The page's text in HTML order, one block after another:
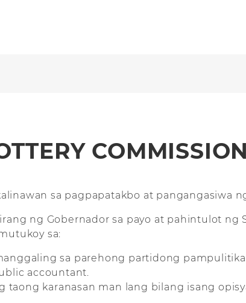
COMMISSION
sa pagpapatakbo at pangangasiwa
ng Gobernador sa payo at pahintulot ng
sa:
sa parehong partidong
accountant.
karanasan man lang bilang isang